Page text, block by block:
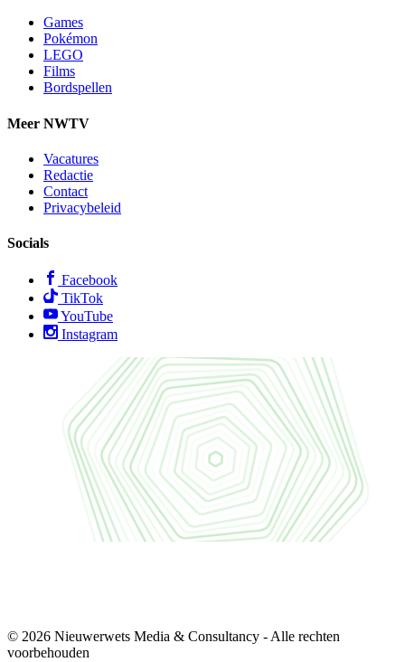
Games
Pokémon
LEGO
Films
Bordspellen
Meer NWTV
Vacatures
Redactie
Contact
Privacybeleid
Socials
Facebook
TikTok
YouTube
Instagram
© 2026 Nieuwerwets Media & Consultancy - Alle rechten
voorbehouden